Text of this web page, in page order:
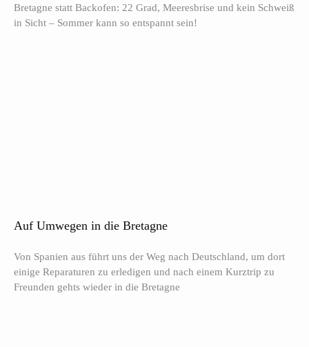
Bretagne statt Backofen: 22 Grad, Meeresbrise und kein Schweiß
in Sicht – Sommer kann so entspannt sein!
Auf Umwegen in die Bretagne
Von Spanien aus führt uns der Weg nach Deutschland, um dort
einige Reparaturen zu erledigen und nach einem Kurztrip zu
Freunden gehts wieder in die Bretagne